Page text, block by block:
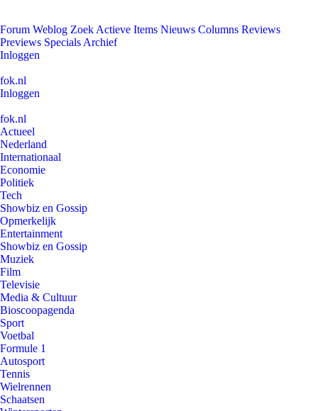
Forum Weblog Zoek Actieve Items Nieuws Columns Reviews
Previews Specials Archief
Inloggen
fok.nl
Inloggen
fok.nl
Actueel
Nederland
Internationaal
Economie
Politiek
Tech
Showbiz en Gossip
Opmerkelijk
Entertainment
Showbiz en Gossip
Muziek
Film
Televisie
Media & Cultuur
Bioscoopagenda
Sport
Voetbal
Formule 1
Autosport
Tennis
Wielrennen
Schaatsen